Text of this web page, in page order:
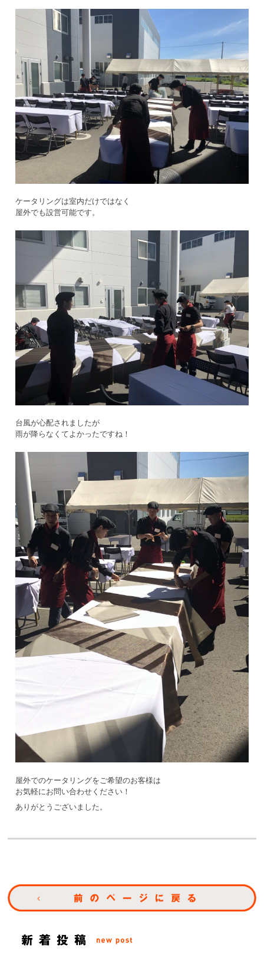
ケータリングは室内だけではなく
屋外でも設営可能です。
台風が心配されましたが
雨が降らなくてよかったですね！
屋外でのケータリングをご希望のお客様は
お気軽にお問い合わせください！
ありがとうございました。